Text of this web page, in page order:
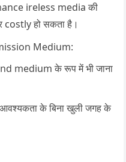
ireless media की
हो सकता है।
Medium:
medium के रूप में भी जाना
के बिना खुली जगह के